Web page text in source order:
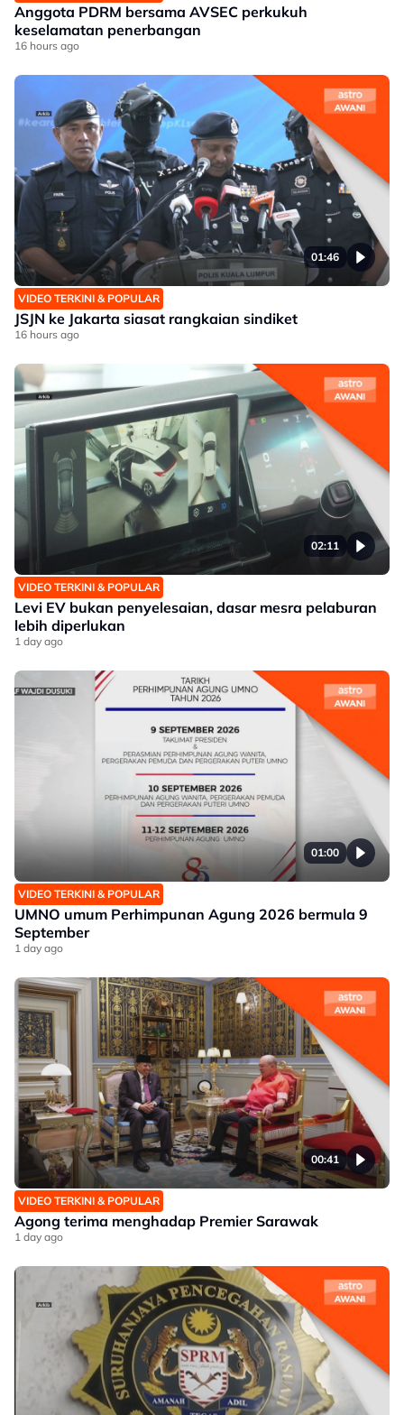
Anggota PDRM bersama AVSEC perkukuh
keselamatan penerbangan
16 hours ago
01:46
VIDEO TERKINI & POPULAR
JSJN ke Jakarta siasat rangkaian sindiket
16 hours ago
02:11
VIDEO TERKINI & POPULAR
Levi EV bukan penyelesaian, dasar mesra pelaburan
lebih diperlukan
1 day ago
01:00
VIDEO TERKINI & POPULAR
UMNO umum Perhimpunan Agung 2026 bermula 9
September
1 day ago
00:41
VIDEO TERKINI & POPULAR
Agong terima menghadap Premier Sarawak
1 day ago